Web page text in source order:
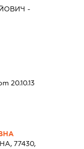
-
20.10.13
77430,